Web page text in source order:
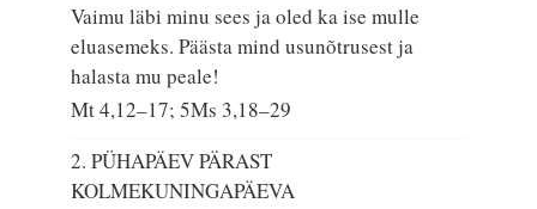
Vaimu läbi minu sees ja oled ka ise mulle
eluasemeks. Päästa mind usunõtrusest ja
halasta mu peale!
Mt 4,12–17; 5Ms 3,18–29
2. PÜHAPÄEV PÄRAST
KOLMEKUNINGAPÄEVA